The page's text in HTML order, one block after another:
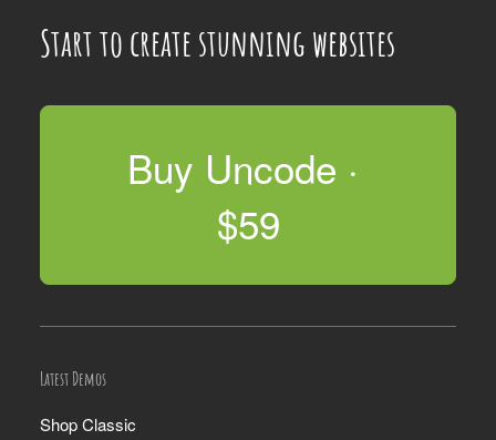
Start to create stunning websites
Buy Uncode ·
$59
Latest Demos
Shop Classic